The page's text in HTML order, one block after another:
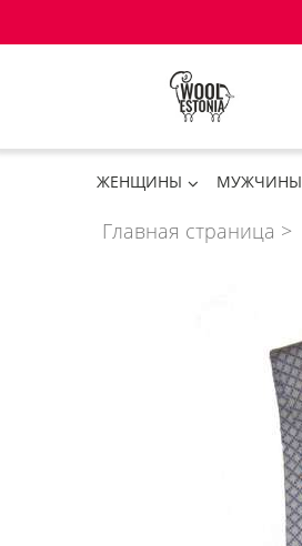
ЖЕНЩИНЫ МУЖЧИНЫ
Главная страница >